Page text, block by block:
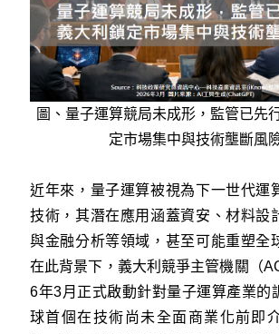
圖、量子運算競局未成形，監管已先
定市場集中與技術壟斷風
近年來，量子運算被視為下一世代運
技術，其潛在應用涵蓋資安、材料設
與金融分析等領域，甚至可能重塑全
在此背景下，義大利競爭主管機關（
6年3月正式啟動針對量子運算產業的
球首個在技術尚未全面商業化前即